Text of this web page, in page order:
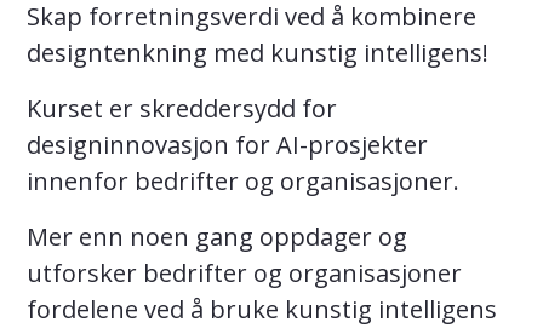
Skap forretningsverdi ved å kombinere
designtenkning med kunstig intelligens!
Kurset er skreddersydd for
designinnovasjon for AI-prosjekter
innenfor bedrifter og organisasjoner.
Mer enn noen gang oppdager og
utforsker bedrifter og organisasjoner
fordelene ved å bruke kunstig intelligens